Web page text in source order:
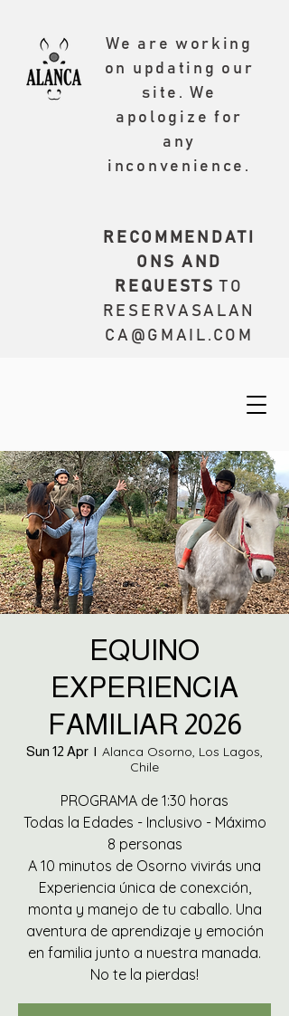
We are working
on updating our
site. We
apologize for
any
inconvenience.
RECOMMENDATI
ONS AND
REQUESTS TO
RESERVASALAN
CA@GMAIL.COM
EQUINO
EXPERIENCIA
FAMILIAR 2026
Sun 12 Apr
  |
Alanca Osorno, Los Lagos,
Chile
PROGRAMA de 1:30 horas
Todas la Edades - Inclusivo - Máximo
8 personas
A 10 minutos de Osorno vivirás una
Experiencia única de conexción,
monta y manejo de tu caballo. Una
aventura de aprendizaje y emoción
en familia junto a nuestra manada.
No te la pierdas!